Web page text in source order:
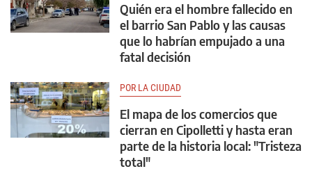
Quién era el hombre fallecido en
el barrio San Pablo y las causas
que lo habrían empujado a una
fatal decisión
POR LA CIUDAD
El mapa de los comercios que
cierran en Cipolletti y hasta eran
parte de la historia local: "Tristeza
total"